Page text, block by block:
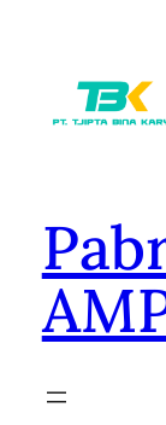
konten